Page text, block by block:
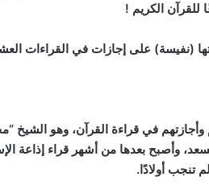
للقرآن الكريم !
على إجازات في القراءات
في قراءة القرآن، وهو الشيخ
وأصبح بعدها من أشهر قراء إذاعة